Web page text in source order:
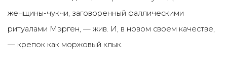
женщины-чукчи, заговоренный фаллическими
ритуалами Мэрген, — жив. И, в новом своем качестве,
— крепок как моржовый клык.